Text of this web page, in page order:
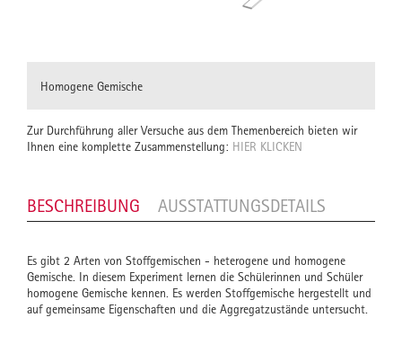
Homogene Gemische
Zur Durchführung aller Versuche aus dem Themenbereich bieten wir
Ihnen eine komplette Zusammenstellung: HIER KLICKEN
BESCHREIBUNG AUSSTATTUNGSDETAILS
Es gibt 2 Arten von Stoffgemischen - heterogene und homogene
Gemische. In diesem Experiment lernen die Schülerinnen und Schüler
homogene Gemische kennen. Es werden Stoffgemische hergestellt und
auf gemeinsame Eigenschaften und die Aggregatzustände untersucht.